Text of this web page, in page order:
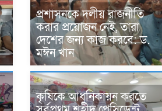
প্রশাসনকে দলীয় রাজনীতি
করার প্রয়োজন নেই, তারা
দেশের জন্য কাজ করবে: ড.
মঈন খান
কৃষিকে আধুনিকায়ন করতে